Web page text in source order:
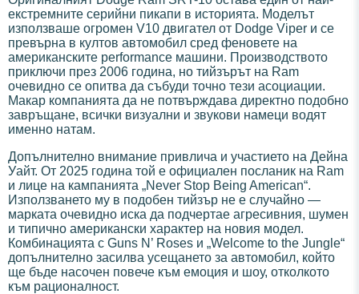
екстремните серийни пикапи в историята. Моделът
използваше огромен V10 двигател от Dodge Viper и се
превърна в култов автомобил сред феновете на
американските performance машини. Производството
приключи през 2006 година, но тийзърът на Ram
очевидно се опитва да събуди точно тези асоциации.
Макар компанията да не потвърждава директно подобно
завръщане, всички визуални и звукови намеци водят
именно натам.
Допълнително внимание привлича и участието на Дейна
Уайт. От 2025 година той е официален посланик на Ram
и лице на кампанията „Never Stop Being American“.
Използването му в подобен тийзър не е случайно —
марката очевидно иска да подчертае агресивния, шумен
и типично американски характер на новия модел.
Комбинацията с Guns N’ Roses и „Welcome to the Jungle“
допълнително засилва усещането за автомобил, който
ще бъде насочен повече към емоция и шоу, отколкото
към рационалност.